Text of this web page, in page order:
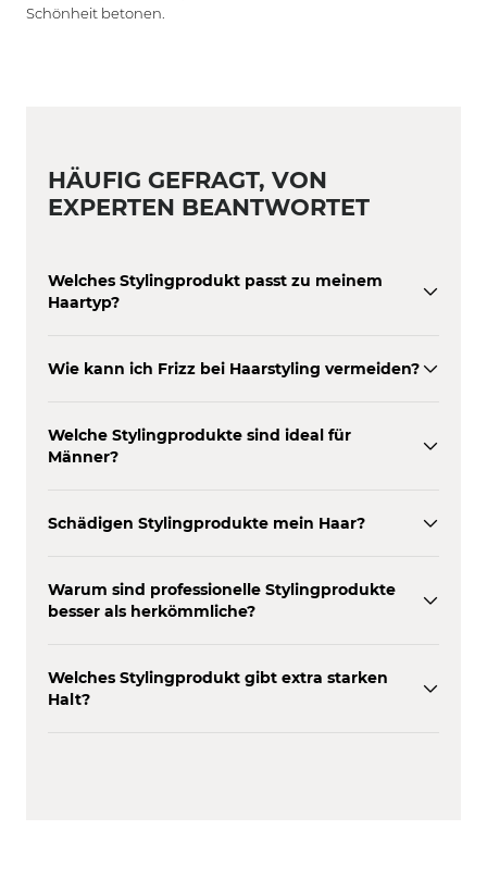
Schönheit betonen.
HÄUFIG GEFRAGT, VON
EXPERTEN BEANTWORTET
Welches Stylingprodukt passt zu meinem
Haartyp?
Wie kann ich Frizz bei Haarstyling vermeiden?
Welche Stylingprodukte sind ideal für
Männer?
Schädigen Stylingprodukte mein Haar?
Warum sind professionelle Stylingprodukte
besser als herkömmliche?
Welches Stylingprodukt gibt extra starken
Halt?